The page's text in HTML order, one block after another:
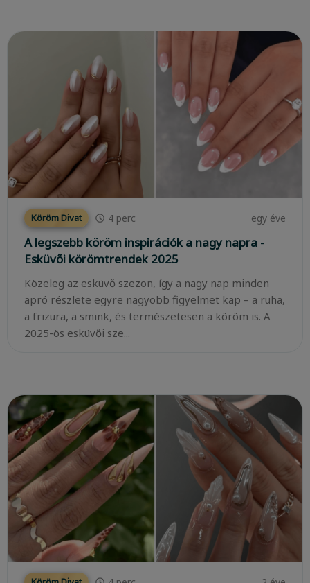
Köröm Divat 4 perc egy éve
A legszebb köröm inspirációk a nagy napra -
Esküvői körömtrendek 2025
Közeleg az esküvő szezon, így a nagy nap minden
apró részlete egyre nagyobb figyelmet kap – a ruha,
a frizura, a smink, és természetesen a köröm is. A
2025-ös esküvői sze...